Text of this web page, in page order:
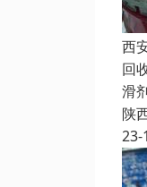
西
回
滑
陕
23-